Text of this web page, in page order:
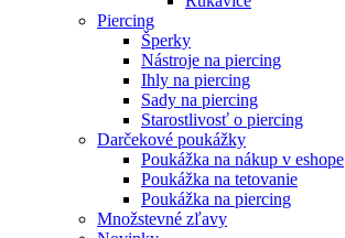
Piercing
Šperky
Nástroje na piercing
Ihly na piercing
Sady na piercing
Starostlivosť o piercing
Darčekové poukážky
Poukážka na nákup v eshope
Poukážka na tetovanie
Poukážka na piercing
Množstevné zľavy